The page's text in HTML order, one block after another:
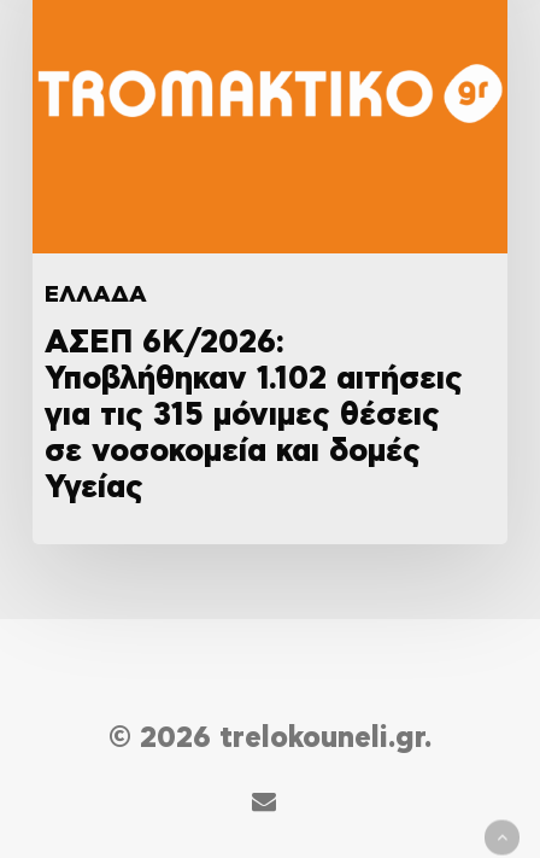
ΕΛΛΑΔΑ
ΑΣΕΠ 6Κ/2026:
Υποβλήθηκαν 1.102 αιτήσεις
για τις 315 μόνιμες θέσεις
σε νοσοκομεία και δομές
Υγείας
© 2026 trelokouneli.gr.
email